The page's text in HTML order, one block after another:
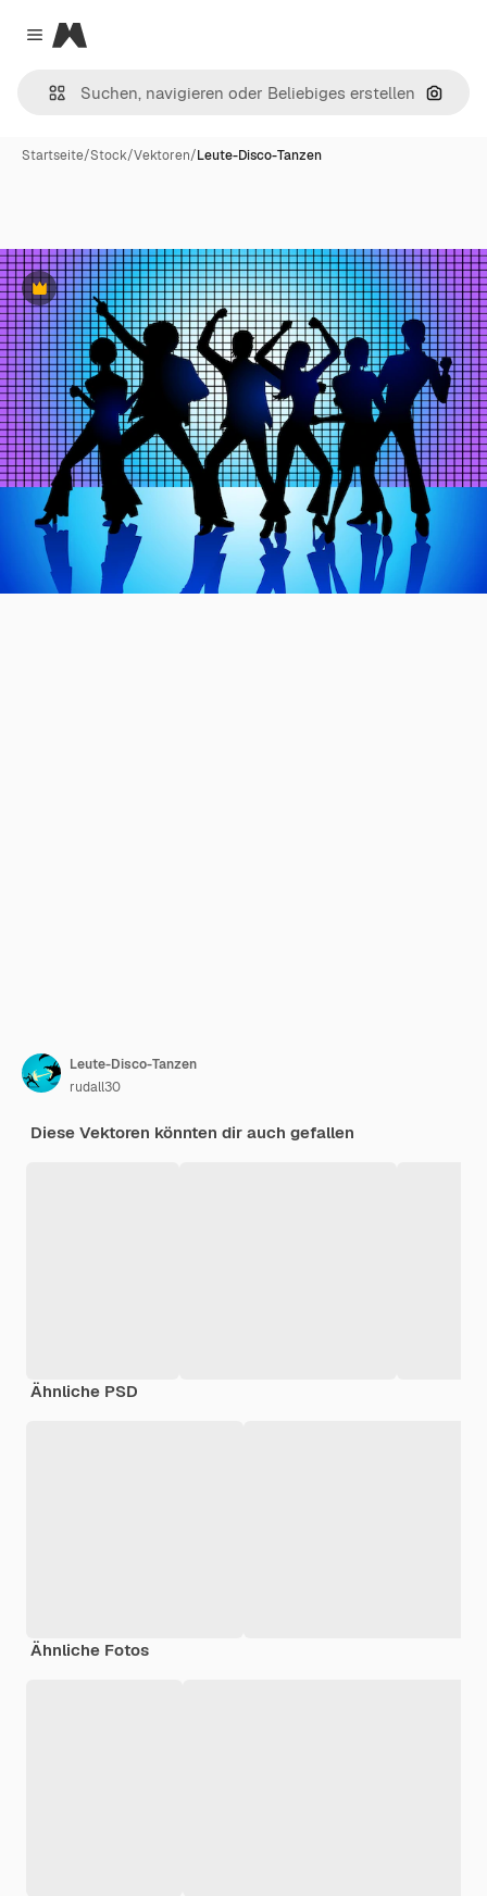
Close menu
Magnific
Nach
Startseite/Stock/Vektoren/Leute-Disco-Tanzen
Premium
Leute-Disco-Tanzen
rudall30
Diese Vektoren könnten dir auch gefallen
Ähnliche PSD
Ähnliche Fotos